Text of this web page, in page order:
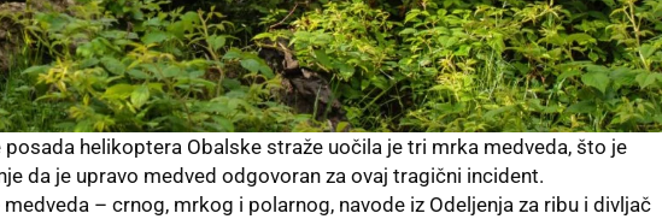
posada helikoptera Obalske straže uočila je tri mrka medveda, što je
da je upravo medved odgovoran za ovaj tragični incident.
– crnog, mrkog i polarnog, navode iz Odeljenja za ribu i divljač